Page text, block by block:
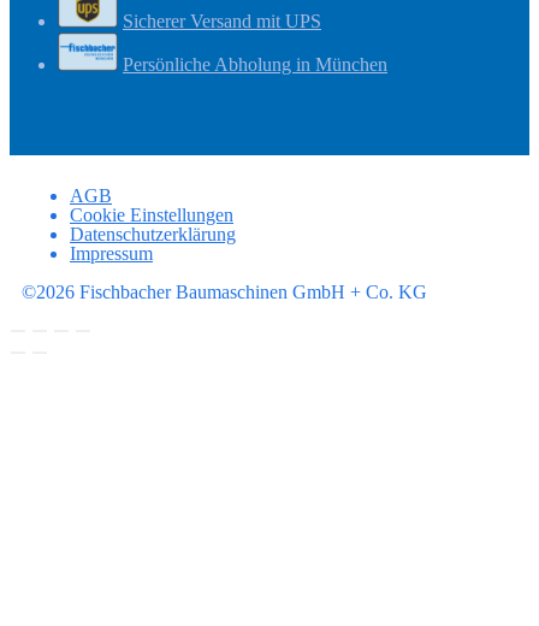
Sicherer Versand mit UPS
Persönliche Abholung in München
AGB
Cookie Einstellungen
Datenschutzerklärung
Impressum
©2026 Fischbacher Baumaschinen GmbH + Co. KG